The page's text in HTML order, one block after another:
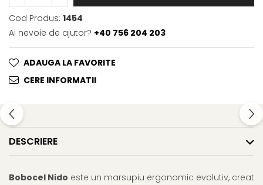
Cod Produs: 1454
Ai nevoie de ajutor? +40 756 204 203
ADAUGA LA FAVORITE
CERE INFORMATII
DESCRIERE
Bobocel Nido este un marsupiu ergonomic evolutiv, creat